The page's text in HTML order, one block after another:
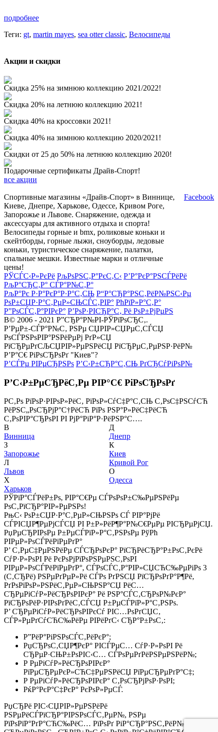
подробнее
Теги: gt, martin mayes, sea otter classic, Велосипеды
Акции и скидки
Скидка 25% на зимнюю коллекцию 2021/2022!
Скидка 20% на летнюю коллекцию 2021!
Скидка 40% на кроссовки 2021!
Скидка 40% на зимнюю коллекцию 2020/2021!
Скидки от 25 до 50% на летнюю коллекцию 2020!
Подарочные сертификаты Драйв-Спорт!
все акции
Спортивные магазины «Драйв-Спорт» в Виннице,
Киеве, Днепре, Харькове, Одессе, Кривом Роге,
Запорожье и Львове. Снаряжение, одежда и
аксессуары для активного отдыха и спорта!
Велосипеды горные и bmx, роликовые коньки и
скейтборды, горные лыжи, сноуборды, ледовые
коньки, туристическое снаряжение, палатки,
спальные мешки. Известные марки и отличные
цены!
Facebook
РЎСЃС‹Р»РєРё РљРѕРЅС‚Р°РєС‚С‹ Р’Р°РєР°РЅСЃРёРё
РљР°СЂС‚Р° СЃР°Р№С‚Р°
РљР°Рє Р·Р°РєР°Р·Р°С‚СЊ Р“Р°СЂР°РЅС‚РёР№РЅС‹Рµ
РѕР±СЏР·Р°С‚РµР»СЊСЃС‚РІР° РћРїР»Р°С‚Р°
Р”РѕСЃС‚Р°РІРєР° Р’РѕР·РІСЂР°С‚ Рё РѕР±РјРµРЅ
В© 2006 - 2021 Р”СЂР°Р№РІ-РЎРїРѕСЂС‚.
Р’РµР±-СЃР°Р№С‚ РЅРµ СЏРІР»СЏРµС‚СЃСЏ
РѕСЃРЅРѕРІР°РЅРёРµРј РґР»СЏ
РїСЂРµРґСЉСЏРІР»РµРЅРёСЏ РїСЂРµС‚РµРЅР·РёР№
Р’Р°С€ РіРѕСЂРѕРґ "Киев"?
Р’СЃРµ РІРµСЂРЅРѕ Р’С‹Р±СЂР°С‚СЊ РґСЂСѓРіРѕР№
Р’С‹Р±РµСЂРёС‚Рµ РІР°С€ РіРѕСЂРѕРґ
Р­С‚Рѕ РїРѕР·РІРѕР»РёС‚ РїРѕР»СѓС‡Р°С‚СЊ С‚РѕС‡РЅСѓСЋ
РёРЅС„РѕСЂРјР°С†РёСЋ РїРѕ РЅР°Р»РёС‡РёСЋ
С‚РѕРІР°СЂРѕРІ РІ РјР°РіР°Р·РёРЅР°С….
В
Винница
З
Запорожье
Л
Львов
Х
Харьков
Д
Днепр
К
Киев
Кривой Рог
О
Одесса
РЎРїР°СЃРёР±Рѕ, РІР°С€Рµ СЃРѕРѕР±С‰РµРЅРёРµ
РѕС‚РїСЂР°РІР»РµРЅРѕ!
РњС‹ РѕР±СЏР·Р°С‚РµР»СЊРЅРѕ СЃ РІР°РјРё
СЃРІСЏР¶РµРјСЃСЏ РІ Р±Р»РёР¶Р°Р№С€РµРµ РІСЂРµРјСЏ.
РџРµСЂРІРѕРµ Р±РµСЃРїР»Р°С‚РЅРѕРµ РўРћ
РІРµР»РѕСЃРёРїРµРґР°
Р’ С‚РµС‡РµРЅРёРµ СЃСЂРѕРєР° РїСЂРёСЂР°Р±РѕС‚РєРё
СѓР·Р»РѕРІ Рё РєРѕРјРїРѕРЅРµРЅС‚РѕРІ
РІРµР»РѕСЃРёРїРµРґР°, СЃРѕСЃС‚Р°РІР»СЏСЋС‰РµРіРѕ 3
(С‚СЂРё) РЅРµРґРµР»Рё СЃРѕ РґРЅСЏ РїСЂРѕРґР°Р¶Рё,
РґРѕРїРѕР»РЅРёС‚РµР»СЊРЅР°СЏ РёС…
СЂРµРіСѓР»РёСЂРѕРІРєР° Рё РЅР°СЃС‚СЂРѕР№РєР°
РїСЂРѕРёР·РІРѕРґРёС‚СЃСЏ Р±РµСЃРїР»Р°С‚РЅРѕ.
Р’ СЂРµРіСѓР»РёСЂРѕРІРєСѓ РІС…РѕРґСЏС‚
СЃР»РµРґСѓСЋС‰РёРµ РІРёРґС‹ СЂР°Р±РѕС‚:
Р”РёР°РіРЅРѕСЃС‚РёРєР°;
РџСЂРѕС‚СЏР¶РєР° РІСЃРµС… СѓР·Р»РѕРІ Рё
СЂРµР·СЊР±РѕРІС‹С… СЃРѕРµРґРёРЅРµРЅРёР№;
Р РµРіСѓР»РёСЂРѕРІРєР°
РїРµСЂРµРєР»СЋС‡РµРЅРёСЏ РїРµСЂРµРґР°С‡;
Р РµРіСѓР»РёСЂРѕРІРєР° С‚РѕСЂРјРѕР·РѕРІ;
РќР°РєР°С‡РєР° РєРѕР»РµСЃ.
РџСЂРё РІС‹СЏРІР»РµРЅРёРё
РЅРµРёСЃРїСЂР°РІРЅРѕСЃС‚РµР№, РЅРµ
РїРѕРїР°РґР°СЋС‰РёС… РїРѕРґ РіР°СЂР°РЅС‚РёР№РЅС‹Р№